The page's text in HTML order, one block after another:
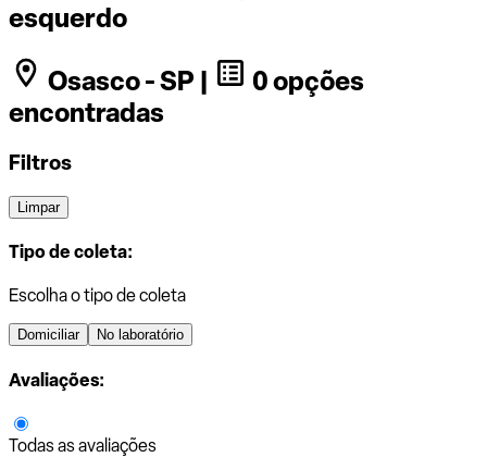
esquerdo
Osasco - SP |
0 opções
encontradas
Filtros
Limpar
Tipo de coleta:
Escolha o tipo de coleta
Domiciliar No laboratório
Avaliações:
Todas as avaliações